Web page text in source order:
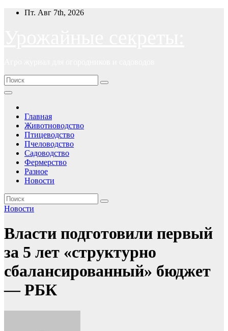
ПерейтиПт. Авг 7th, 2026
Главная
Животноводство
Птицеводство
Пчеловодство
Садоводство
Фермерство
Разное
Новости
Новости
Власти подготовили первый
за 5 лет «структурно
сбалансированный» бюджет
— РБК